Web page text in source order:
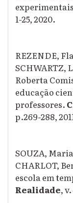
1-25, 2020.
REZENDE,
SCHWARTZ,
Roberta
educação
professores.
p.269-288,
SOUZA,
CHARLOT,
escola em
Realidade,